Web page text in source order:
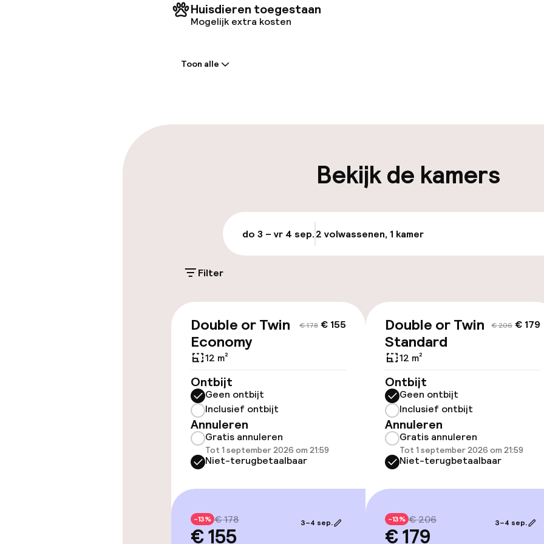
Huisdieren toegestaan
Mogelijk extra kosten
Parkeergelegenheid op eigen
PLN 100,00 per dag
Openbaar parkeren
Transferservice
Toegankelijkheid
Lift
Zwemmen & wellness
Massage
Entertainment
Gratis wifi
Tuin
Terras
Toon alle
Bekijk de kamers
do 3 – vr 4 sep.2 volwassenen, 1 kamer
Filter
€ 178 € 155
Double or Twin
Economy
12 m²
Ontbijt
Geen ontbijt
Inclusief ontbijt
Annuleren
Gratis annuleren
Tot 1 september 2026 om 21:59
Niet-terugbetaalbaar
-13% € 178
€ 155
3–4 sep.
€ 206 € 179
Double or Twin
Standard
12 m²
Ontbijt
Geen ontbijt
Inclusief ontbijt
Annuleren
Gratis annuleren
Tot 1 september 2026 om 21:59
Niet-terugbetaalbaar
-13% € 206
€ 179
3–4 sep.